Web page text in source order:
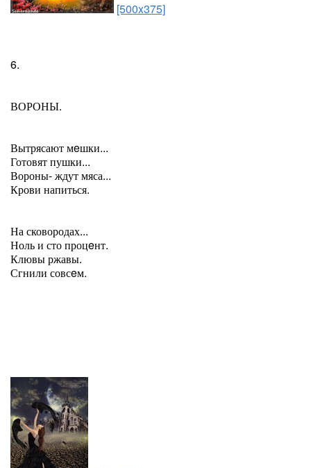
[500x375]
6.
ВОРОНЫ.
Вытрясают мeшки...
Готовят пушки...
Вороны- ждут мяса...
Крови напиться.
На сковородах...
Ноль и сто процeнт.
Клювы ржавы.
Сгнили совсeм.